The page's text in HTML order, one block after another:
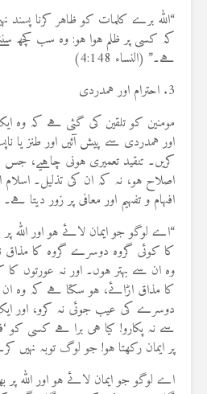
“اللہ برے کلمات کو ظاہر کرنا پسند
کہ کسی پر ظلم ہوا ہو: وہ سب کچھ
ہے۔” (النساء 4:148)
3. احترام اور ہمدردی
مومنین کو تلقین کی گئی ہے کہ وہ
اور ہمدردی سے پیش آئیں اور طنز یا
کریں۔ تنقید تعمیری ہونی چاہیے،
اصلاح ہو، نہ کہ ان کی تذلیل۔ اسلام
افہام و تفہیم اور معافی پر زور دیتا ہے۔
“اے لوگو جو ایمان لائے ہو اور اللہ
کا کوئی گروہ دوسرے گروہ کا مذاق
وہ ان سے بہتر ہوں۔ اور نہ عورتوں
کا مذاق اڑائے، ہو سکتا ہے کہ وہ
دوسرے کی عیب جوئی نہ کرو، اور
سے نہ پکارو! کیا ہی برا ہے کسی کو
پر ایمان رکھتا ہو! جو لوگ توبہ نہیں
اے لوگو جو ایمان لائے ہو اور اللہ